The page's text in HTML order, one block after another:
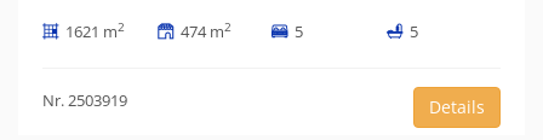
1621 m2 474 m2 5 5
Nr. 2503919 Details